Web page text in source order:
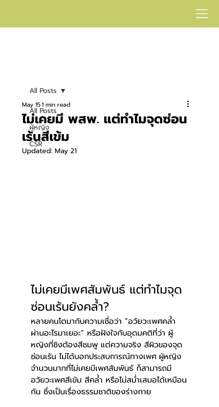
All Posts
ผู้หญิง
CSR
All Posts
ไม่เคยมี พสพ. แต่ทำไมจุดซ่อน
เร้นสีเข้ม
May 151 min read
Updated: May 21
ไม่เคยมีเพศสัมพันธ์ แต่ทำไมจุด
ซ่อนเร้นยังคล้ำ?
หลายคนโตมากับความเชื่อว่า “อวัยวะเพศคล้ำ
ผ่านอะไรมาเยอะ” หรือฝังใจกับอุดมคติที่ว่า ผู้
หญิงที่ซิงต้องสีชมพู แต่ความจริง สีผิวของจุด
ซ่อนเร้น ไม่ได้บอกประสบการณ์ทางเพศ ผู้หญิง
จำนวนมากที่ไม่เคยมีเพศสัมพันธ์ ก็สามารถมี
อวัยวะเพศสีเข้ม สีคล้ำ หรือไม่สม่ำเสมอได้เหมือน
กัน ซึ่งเป็นเรื่องธรรมชาติของร่างกาย